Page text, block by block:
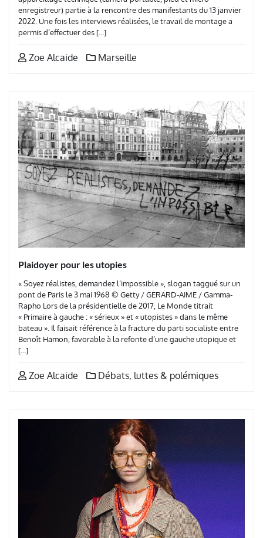
enregistreur) partie à la rencontre des manifestants du 13 janvier
2022. Une fois les interviews réalisées, le travail de montage a
permis d’effectuer des […]
Zoe Alcaide Marseille
Plaidoyer pour les utopies
« Soyez réalistes, demandez l’impossible », slogan taggué sur un
pont de Paris le 3 mai 1968 © Getty / GERARD-AIME / Gamma-
Rapho Lors de la présidentielle de 2017, Le Monde titrait
« Primaire à gauche : « sérieux » et « utopistes » dans le même
bateau ». Il faisait référence à la fracture du parti socialiste entre
Benoît Hamon, favorable à la refonte d’une gauche utopique et
[…]
Zoe Alcaide Débats, luttes & polémiques